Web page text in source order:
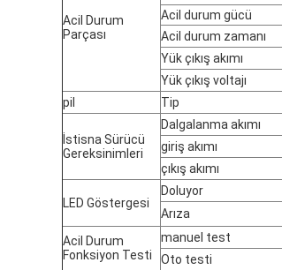
Acil Durum
Parçası
Acil durum gücü
Acil durum zamanı
Yük çıkış akımı
Yük çıkış voltajı
pil
Tip
İstisna Sürücü
Gereksinimleri
Dalgalanma akımı
giriş akımı
çıkış akımı
LED Göstergesi
Doluyor
Arıza
Acil Durum
Fonksiyon Testi
manuel test
Oto testi